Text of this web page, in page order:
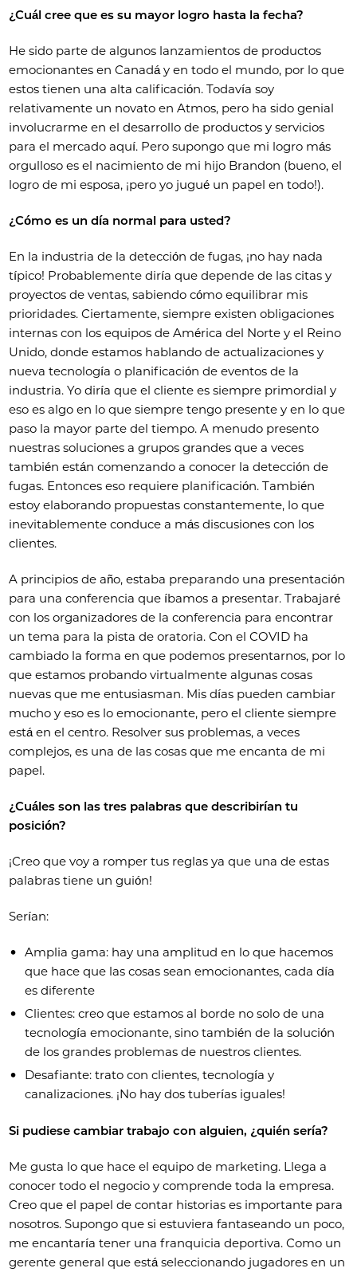
¿Cuál cree que es su mayor logro hasta la fecha?
He sido parte de algunos lanzamientos de productos
emocionantes en Canadá y en todo el mundo, por lo que
estos tienen una alta calificación. Todavía soy
relativamente un novato en Atmos, pero ha sido genial
involucrarme en el desarrollo de productos y servicios
para el mercado aquí. Pero supongo que mi logro más
orgulloso es el nacimiento de mi hijo Brandon (bueno, el
logro de mi esposa, ¡pero yo jugué un papel en todo!).
¿Cómo es un día normal para usted?
En la industria de la detección de fugas, ¡no hay nada
típico! Probablemente diría que depende de las citas y
proyectos de ventas, sabiendo cómo equilibrar mis
prioridades. Ciertamente, siempre existen obligaciones
internas con los equipos de América del Norte y el Reino
Unido, donde estamos hablando de actualizaciones y
nueva tecnología o planificación de eventos de la
industria. Yo diría que el cliente es siempre primordial y
eso es algo en lo que siempre tengo presente y en lo que
paso la mayor parte del tiempo. A menudo presento
nuestras soluciones a grupos grandes que a veces
también están comenzando a conocer la detección de
fugas. Entonces eso requiere planificación. También
estoy elaborando propuestas constantemente, lo que
inevitablemente conduce a más discusiones con los
clientes.
A principios de año, estaba preparando una presentación
para una conferencia que íbamos a presentar. Trabajaré
con los organizadores de la conferencia para encontrar
un tema para la pista de oratoria. Con el COVID ha
cambiado la forma en que podemos presentarnos, por lo
que estamos probando virtualmente algunas cosas
nuevas que me entusiasman. Mis días pueden cambiar
mucho y eso es lo emocionante, pero el cliente siempre
está en el centro. Resolver sus problemas, a veces
complejos, es una de las cosas que me encanta de mi
papel.
¿Cuáles son las tres palabras que describirían tu
posición?
¡Creo que voy a romper tus reglas ya que una de estas
palabras tiene un guión!
Serían:
Amplia gama: hay una amplitud en lo que hacemos
que hace que las cosas sean emocionantes, cada día
es diferente
Clientes: creo que estamos al borde no solo de una
tecnología emocionante, sino también de la solución
de los grandes problemas de nuestros clientes.
Desafiante: trato con clientes, tecnología y
canalizaciones. ¡No hay dos tuberías iguales!
Si pudiese cambiar trabajo con alguien, ¿quién sería?
Me gusta lo que hace el equipo de marketing. Llega a
conocer todo el negocio y comprende toda la empresa.
Creo que el papel de contar historias es importante para
nosotros. Supongo que si estuviera fantaseando un poco,
me encantaría tener una franquicia deportiva. Como un
gerente general que está seleccionando jugadores en un